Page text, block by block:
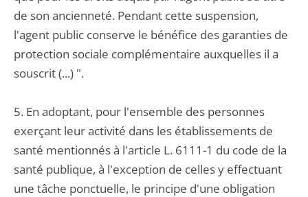
de son ancienneté. Pendant cette suspension,
l'agent public conserve le bénéfice des garanties de
protection sociale complémentaire auxquelles il a
souscrit (...) ".
5. En adoptant, pour l'ensemble des personnes
exerçant leur activité dans les établissements de
santé mentionnés à l'article L. 6111-1 du code de la
santé publique, à l'exception de celles y effectuant
une tâche ponctuelle, le principe d'une obligation